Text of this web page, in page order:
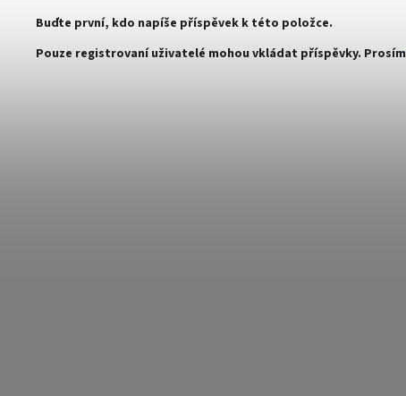
Buďte první, kdo napíše příspěvek k této položce.
Pouze registrovaní uživatelé mohou vkládat příspěvky. Prosím